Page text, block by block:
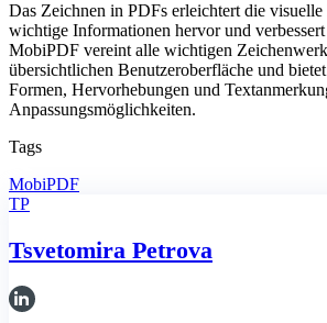
Das Zeichnen in PDFs erleichtert die
wichtige Informationen hervor und
MobiPDF vereint alle wichtigen
übersichtlichen Benutzeroberfläche und
Formen, Hervorhebungen und
Anpassungsmöglichkeiten.
Tags
MobiPDF
TP
Tsvetomira Petrova